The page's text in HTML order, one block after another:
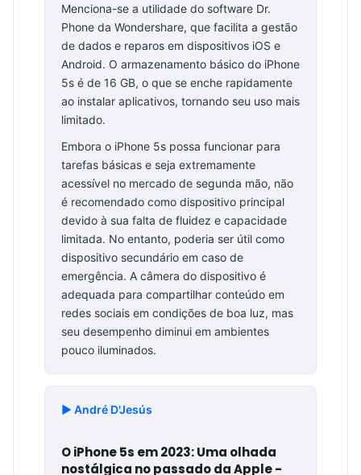
Menciona-se a utilidade do software Dr.
Phone da Wondershare, que facilita a gestão
de dados e reparos em dispositivos iOS e
Android. O armazenamento básico do iPhone
5s é de 16 GB, o que se enche rapidamente
ao instalar aplicativos, tornando seu uso mais
limitado.
Embora o iPhone 5s possa funcionar para
tarefas básicas e seja extremamente
acessível no mercado de segunda mão, não
é recomendado como dispositivo principal
devido à sua falta de fluidez e capacidade
limitada. No entanto, poderia ser útil como
dispositivo secundário em caso de
emergência. A câmera do dispositivo é
adequada para compartilhar conteúdo em
redes sociais em condições de boa luz, mas
seu desempenho diminui em ambientes
pouco iluminados.
▶️ André D'Jesús
O iPhone 5s em 2023: Uma olhada
nostálgica no passado da Apple -